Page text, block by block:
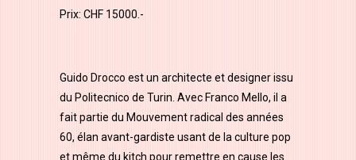
Prix: CHF 15000.-
Guido Drocco est un architecte et designer issu
du Politecnico de Turin. Avec Franco Mello, il a
fait partie du Mouvement radical des années
60, élan avant-gardiste usant de la culture pop
et même du kitch pour remettre en cause les